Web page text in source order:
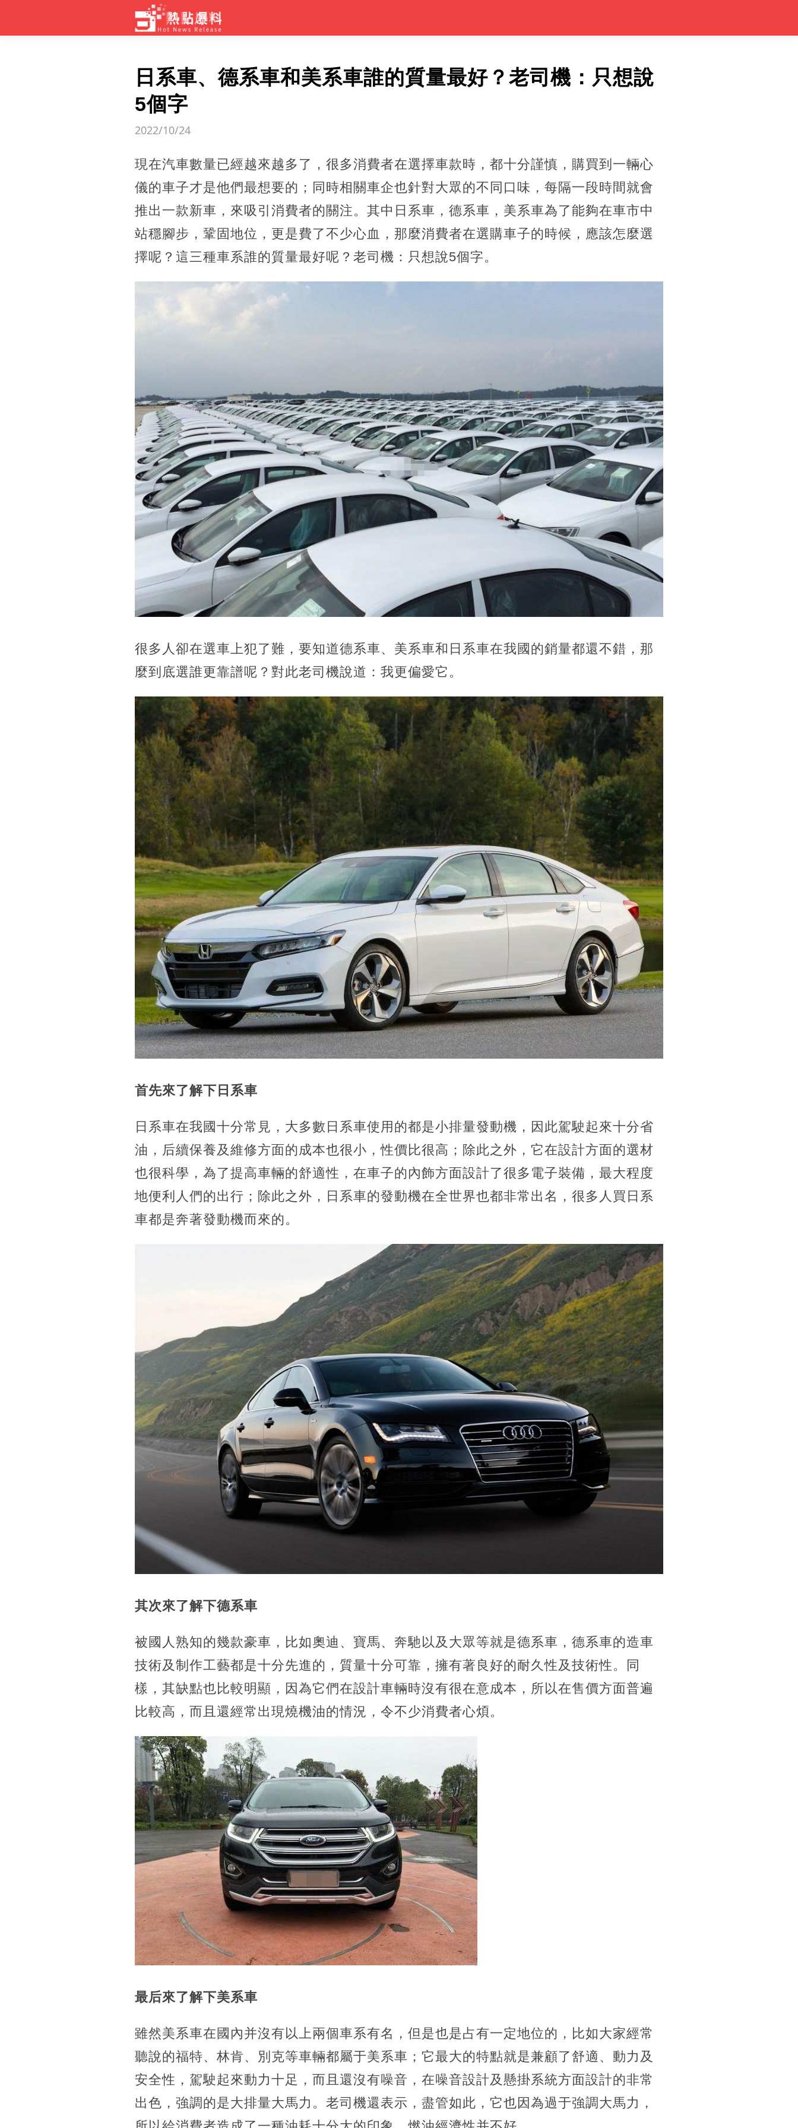
日系車、德系車和美系車誰的質量最好？老司機：只想說
5個字
2022/10/24
現在汽車數量已經越來越多了，很多消費者在選擇車款時，都十分謹慎，購買到一輛心
儀的車子才是他們最想要的；同時相關車企也針對大眾的不同口味，每隔一段時間就會
推出一款新車，來吸引消費者的關注。其中日系車，德系車，美系車為了能夠在車市中
站穩腳步，鞏固地位，更是費了不少心血，那麼消費者在選購車子的時候，應該怎麼選
擇呢？這三種車系誰的質量最好呢？老司機：只想說5個字。
很多人卻在選車上犯了難，要知道德系車、美系車和日系車在我國的銷量都還不錯，那
麼到底選誰更靠譜呢？對此老司機說道：我更偏愛它。
首先來了解下日系車
日系車在我國十分常見，大多數日系車使用的都是小排量發動機，因此駕駛起來十分省
油，后續保養及維修方面的成本也很小，性價比很高；除此之外，它在設計方面的選材
也很科學，為了提高車輛的舒適性，在車子的內飾方面設計了很多電子裝備，最大程度
地便利人們的出行；除此之外，日系車的發動機在全世界也都非常出名，很多人買日系
車都是奔著發動機而來的。
其次來了解下德系車
被國人熟知的幾款豪車，比如奧迪、寶馬、奔馳以及大眾等就是德系車，德系車的造車
技術及制作工藝都是十分先進的，質量十分可靠，擁有著良好的耐久性及技術性。同
樣，其缺點也比較明顯，因為它們在設計車輛時沒有很在意成本，所以在售價方面普遍
比較高，而且還經常出現燒機油的情況，令不少消費者心煩。
最后來了解下美系車
雖然美系車在國內并沒有以上兩個車系有名，但是也是占有一定地位的，比如大家經常
聽說的福特、林肯、別克等車輛都屬于美系車；它最大的特點就是兼顧了舒適、動力及
安全性，駕駛起來動力十足，而且還沒有噪音，在噪音設計及懸掛系統方面設計的非常
出色，強調的是大排量大馬力。老司機還表示，盡管如此，它也因為過于強調大馬力，